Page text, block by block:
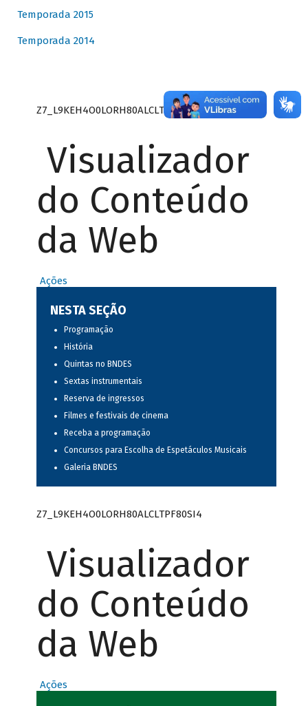
Temporada 2015
Temporada 2014
Z7_L9KEH4O0LORH80ALCLTPF80S27
Visualizador
do Conteúdo
da Web
Ações
NESTA SEÇÃO
Programação
História
Quintas no BNDES
Sextas instrumentais
Reserva de ingressos
Filmes e festivais de cinema
Receba a programação
Concursos para Escolha de Espetáculos Musicais
Galeria BNDES
Z7_L9KEH4O0LORH80ALCLTPF80SI4
Visualizador
do Conteúdo
da Web
Ações